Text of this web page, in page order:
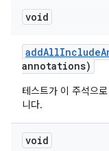
void
addAllInclude
annotations)
테스트가 이 주석으
니다.
void